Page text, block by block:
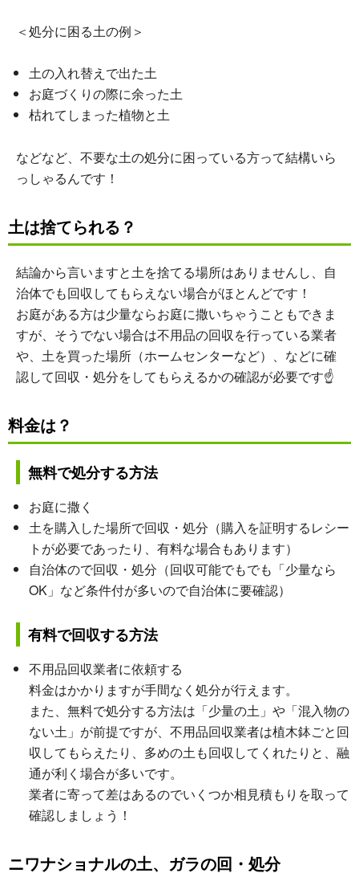
＜処分に困る土の例＞
土の入れ替えで出た土
お庭づくりの際に余った土
枯れてしまった植物と土
などなど、不要な土の処分に困っている方って結構いら
っしゃるんです！
土は捨てられる？
結論から言いますと土を捨てる場所はありませんし、自
治体でも回収してもらえない場合がほとんどです！
お庭がある方は少量ならお庭に撒いちゃうこともできま
すが、そうでない場合は不用品の回収を行っている業者
や、土を買った場所（ホームセンターなど）、などに確
認して回収・処分をしてもらえるかの確認が必要です☝
料金は？
無料で処分する方法
お庭に撒く
土を購入した場所で回収・処分（購入を証明するレシー
トが必要であったり、有料な場合もあります）
自治体ので回収・処分（回収可能でもでも「少量なら
OK」など条件付が多いので自治体に要確認）
有料で回収する方法
不用品回収業者に依頼する
料金はかかりますが手間なく処分が行えます。
また、無料で処分する方法は「少量の土」や「混入物の
ない土」が前提ですが、不用品回収業者は植木鉢ごと回
収してもらえたり、多めの土も回収してくれたりと、融
通が利く場合が多いです。
業者に寄って差はあるのでいくつか相見積もりを取って
確認しましょう！
ニワナショナルの土、ガラの回・処分